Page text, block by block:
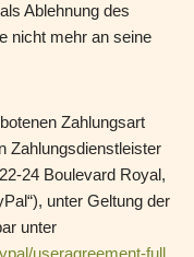
Ablehnung des
nicht mehr an seine
Zahlungsart
Zahlungsdienstleister
24 Boulevard Royal,
unter Geltung der
unter
/useragreement-full